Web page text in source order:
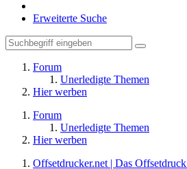
Erweiterte Suche
Forum
Unerledigte Themen
Hier werben
Forum
Unerledigte Themen
Hier werben
Offsetdrucker.net | Das